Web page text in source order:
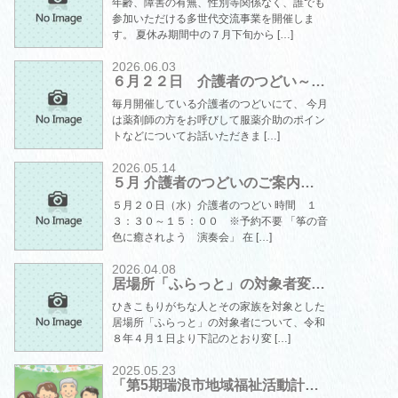
参加いただける多世代交流事業を開催しま
す。 夏休み期間中の７月下旬から […]
2026.06.03
６月２２日 介護者のつどい～…
毎月開催している介護者のつどいにて、 今月
は薬剤師の方をお呼びして服薬介助のポイン
トなどについてお話いただきま […]
2026.05.14
５月 介護者のつどいのご案内…
５月２０日（水）介護者のつどい 時間 １
３：３０～１５：００ ※予約不要 「筝の音
色に癒されよう 演奏会」 在 […]
2026.04.08
居場所「ふらっと」の対象者変…
ひきこもりがちな人とその家族を対象とした
居場所「ふらっと」の対象者について、令和
８年４月１日より下記のとおり変 […]
2025.05.23
「第5期瑞浪市地域福祉活動計…